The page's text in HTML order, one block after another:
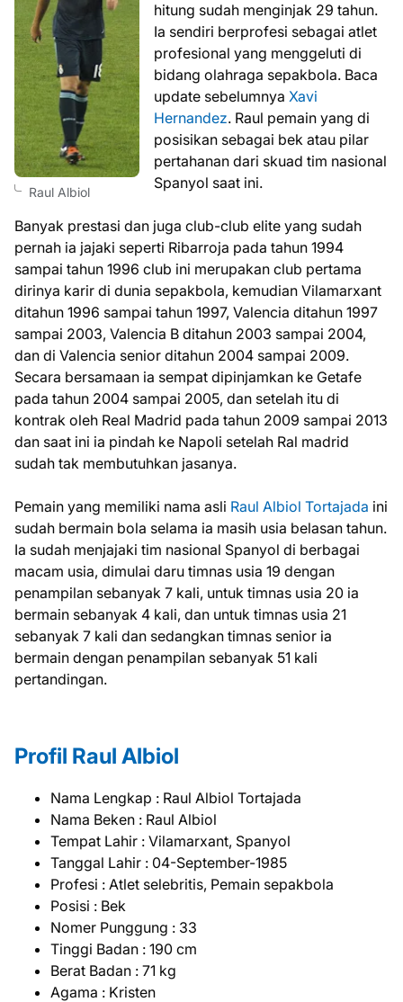
Raul Albiol
hitung sudah menginjak 29 tahun.
Ia sendiri berprofesi sebagai atlet
profesional yang menggeluti di
bidang olahraga sepakbola. Baca
update sebelumnya Xavi
Hernandez. Raul pemain yang di
posisikan sebagai bek atau pilar
pertahanan dari skuad tim nasional
Spanyol saat ini.
Banyak prestasi dan juga club-club elite yang sudah
pernah ia jajaki seperti Ribarroja pada tahun 1994
sampai tahun 1996 club ini merupakan club pertama
dirinya karir di dunia sepakbola, kemudian Vilamarxant
ditahun 1996 sampai tahun 1997, Valencia ditahun 1997
sampai 2003, Valencia B ditahun 2003 sampai 2004,
dan di Valencia senior ditahun 2004 sampai 2009.
Secara bersamaan ia sempat dipinjamkan ke Getafe
pada tahun 2004 sampai 2005, dan setelah itu di
kontrak oleh Real Madrid pada tahun 2009 sampai 2013
dan saat ini ia pindah ke Napoli setelah Ral madrid
sudah tak membutuhkan jasanya.
Pemain yang memiliki nama asli Raul Albiol Tortajada ini
sudah bermain bola selama ia masih usia belasan tahun.
Ia sudah menjajaki tim nasional Spanyol di berbagai
macam usia, dimulai daru timnas usia 19 dengan
penampilan sebanyak 7 kali, untuk timnas usia 20 ia
bermain sebanyak 4 kali, dan untuk timnas usia 21
sebanyak 7 kali dan sedangkan timnas senior ia
bermain dengan penampilan sebanyak 51 kali
pertandingan.
Profil Raul Albiol
Nama Lengkap : Raul Albiol Tortajada
Nama Beken : Raul Albiol
Tempat Lahir : Vilamarxant, Spanyol
Tanggal Lahir : 04-September-1985
Profesi : Atlet selebritis, Pemain sepakbola
Posisi : Bek
Nomer Punggung : 33
Tinggi Badan : 190 cm
Berat Badan : 71 kg
Agama : Kristen